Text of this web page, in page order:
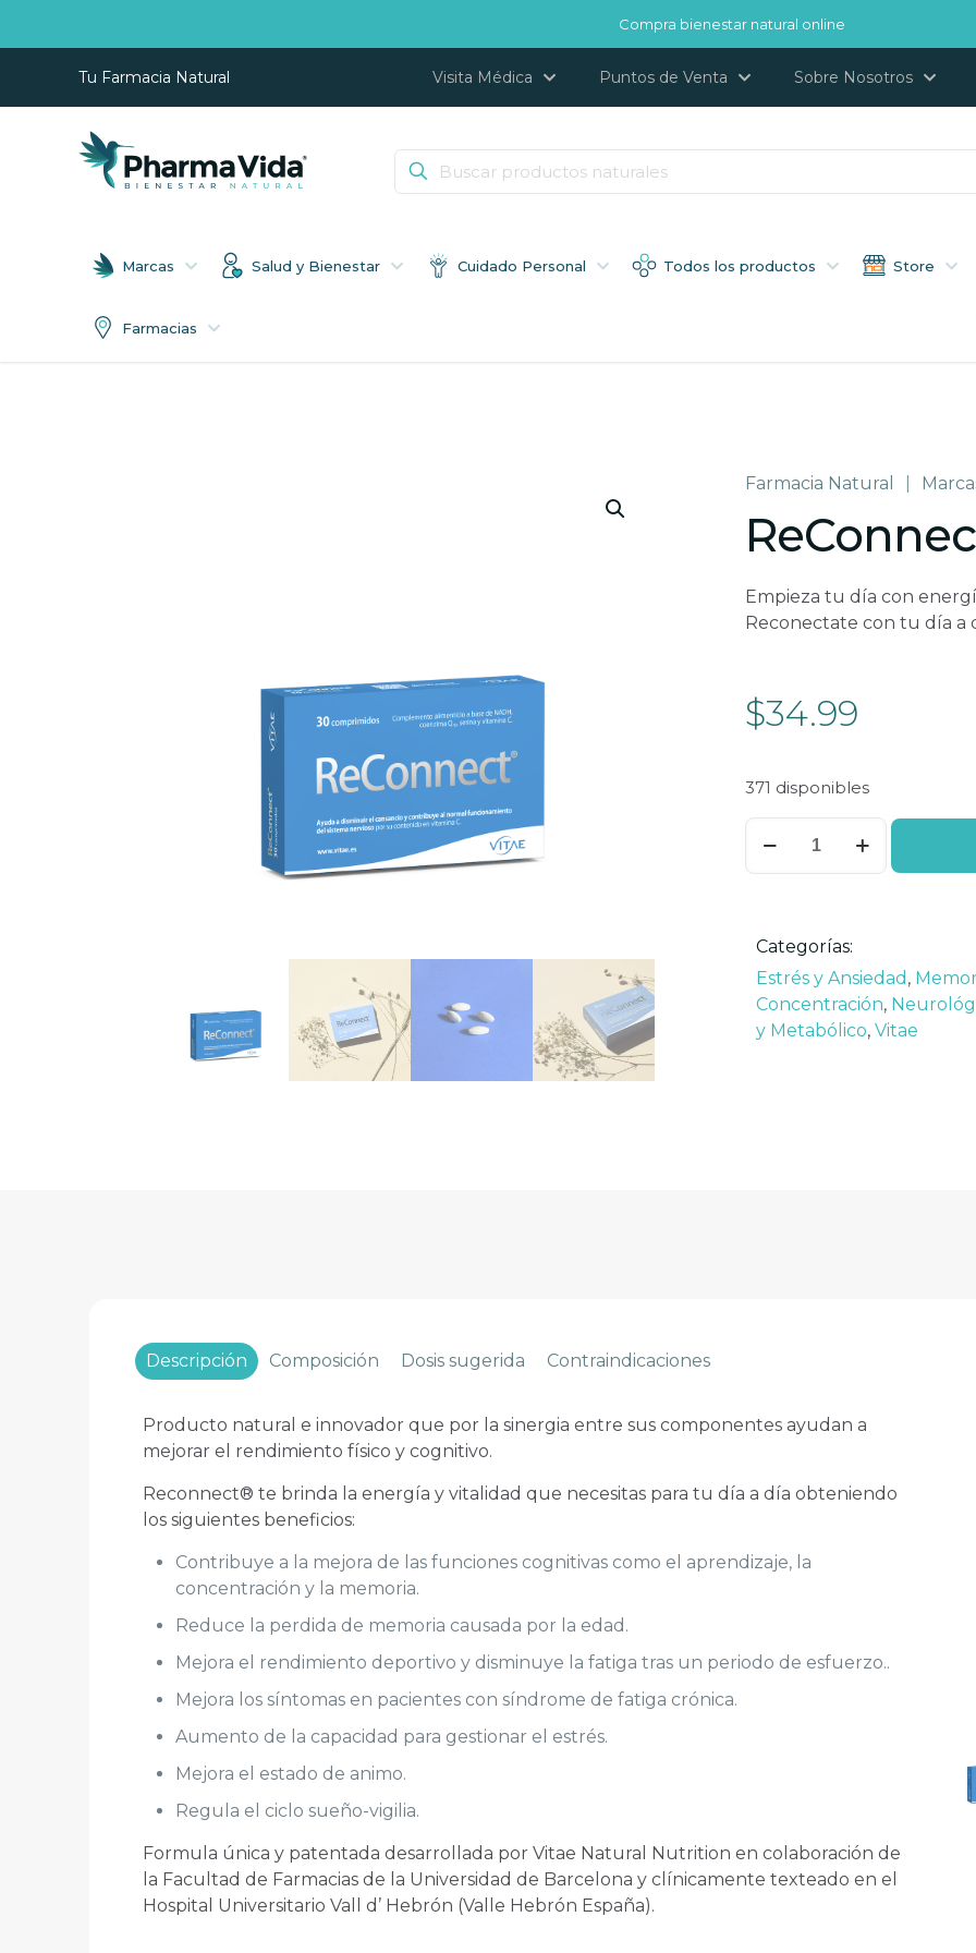
Compra bienestar natural online
Tu Farmacia Natural Visita Médica Puntos de Venta Sobre Nosotros
Marcas Salud y Bienestar Cuidado Personal Todos los productos Store
Farmacias
Farmacia Natural
Empieza tu día con
Reconectate con tu día a
$34.99
371 disponibles
cantidad
Categorías:
Estrés y Ansiedad ,
Concentración,
y Metabólico, Vitae
Descripción Composición Dosis sugerida Contraindicaciones
Producto natural e innovador que por la sinergia entre sus componentes ayudan a
mejorar el rendimiento físico y cognitivo.
Reconnect® te brinda la energía y vitalidad que necesitas para tu día a día obteniendo
los siguientes beneficios:
Contribuye a la mejora de las funciones cognitivas como el aprendizaje, la
concentración y la memoria.
Reduce la perdida de memoria causada por la edad.
Mejora el rendimiento deportivo y disminuye la fatiga tras un periodo de esfuerzo..
Mejora los síntomas en pacientes con síndrome de fatiga crónica.
Aumento de la capacidad para gestionar el estrés.
Mejora el estado de animo.
Regula el ciclo sueño-vigilia.
Formula única y patentada desarrollada por Vitae Natural Nutrition en colaboración de
la Facultad de Farmacias de la Universidad de Barcelona y clínicamente texteado en el
Hospital Universitario Vall d’ Hebrón (Valle Hebrón España).